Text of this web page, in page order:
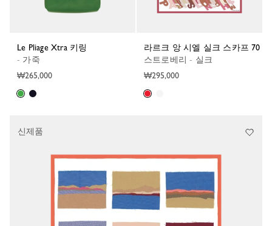
Le Pliage Xtra 키링
- 가죽
₩265,000
라르크 앙 시엘 실크 스카프 70
스트로베리 - 실크
₩295,000
신제품